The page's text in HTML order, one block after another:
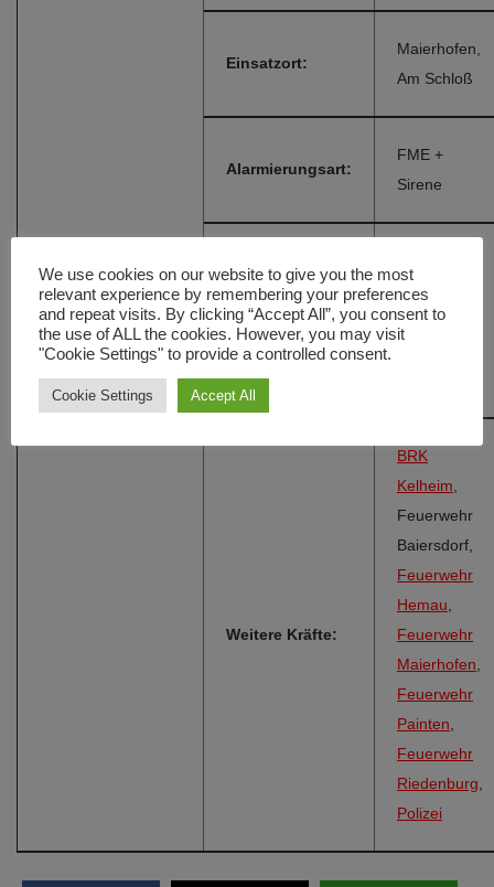
Einsatzort:
Maierhofen,
Am Schloß
Alarmierungsart:
FME +
Sirene
Fahrzeuge:
2025
8/6 THL
Weitere Kräfte:
BRK
Kelheim
Feuerwehr
Baiersdorf,
Feuerwehr
Hemau
Feuerwehr
Maierhofen
Feuerwehr
Painten
Feuerwehr
Riedenburg
Polizei
We use cookies on our website to give you the most
relevant experience by remembering your preferences
and repeat visits. By clicking “Accept All”, you consent to
the use of ALL the cookies. However, you may visit
"Cookie Settings" to provide a controlled consent.
Cookie Settings Accept All